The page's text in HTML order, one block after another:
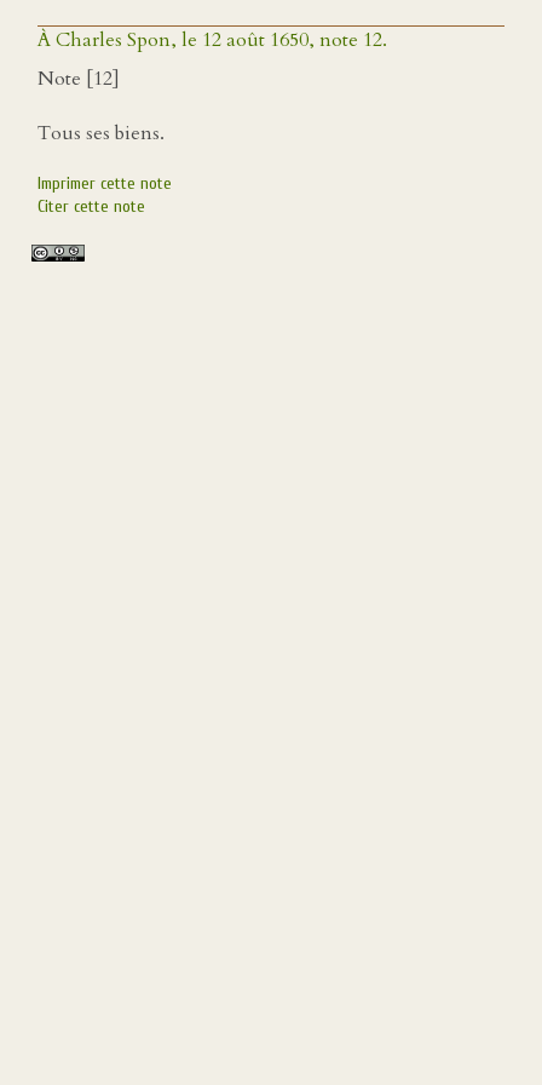
À Charles Spon, le 12 août 1650, note 12.
Note [12]
Tous ses biens.
Imprimer cette note
Citer cette note